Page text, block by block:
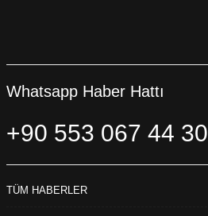
Whatsapp Haber Hattı
+90 553 067 44 30
TÜM HABERLER